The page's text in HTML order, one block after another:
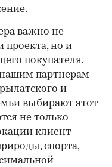
важно не
проекта, но и
покупателя.
нашим партнерам
и
выбирают этот
не только
клиент
спорта,